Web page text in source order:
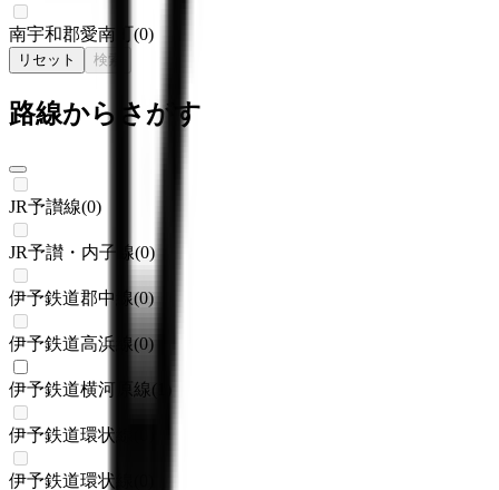
南宇和郡愛南町(0)
リセット 検索
路線からさがす
JR予讃線(0)
JR予讃・内子線(0)
伊予鉄道郡中線(0)
伊予鉄道高浜線(0)
伊予鉄道横河原線(
伊予鉄道環状線
伊予鉄道環状線